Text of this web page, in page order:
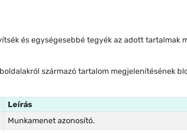
és egységesebbé tegyék az adott tartalmak
származó tartalom megjelenítésének
Leírás
Munkamenet azonosító.